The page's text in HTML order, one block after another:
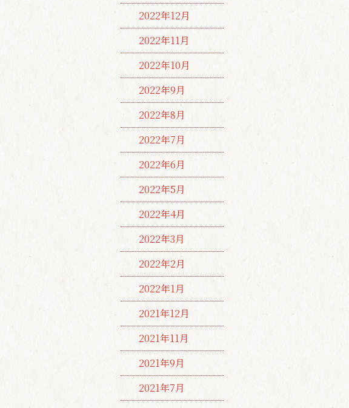
2022年12月
2022年11月
2022年10月
2022年9月
2022年8月
2022年7月
2022年6月
2022年5月
2022年4月
2022年3月
2022年2月
2022年1月
2021年12月
2021年11月
2021年9月
2021年7月